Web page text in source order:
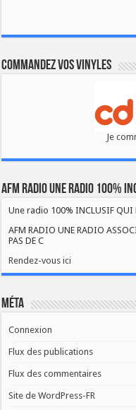
Commandez vos vinyles
Je
AFM RADIO UNE RADIO 100%
Une radio 100% INCLUSIF QUI
AFM RADIO UNE RADIO
PAS DE C
Rendez-vous ici
Méta
Connexion
Flux des publications
Flux des commentaires
Site de WordPress-FR